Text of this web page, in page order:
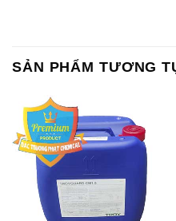
SẢN PHẨM TƯƠNG